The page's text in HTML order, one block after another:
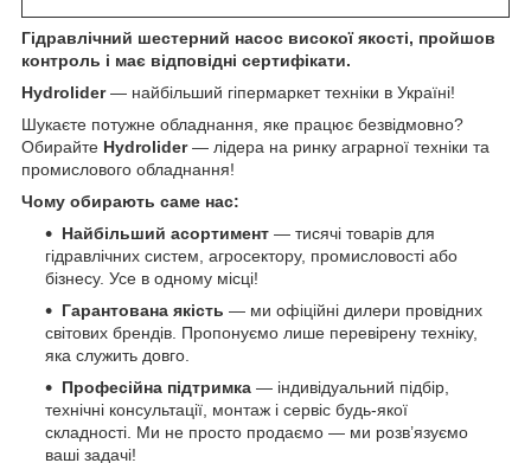
Гідравлічний шестерний насос високої якості, пройшов
контроль і має відповідні сертифікати.
Hydrolider— найбільший гіпермаркет техніки в Україні!
Шукаєте потужне обладнання, яке працює безвідмовно?
Обирайте Hydrolider— лідера на ринку аграрної техніки та
промислового обладнання!
Чому обирають саме нас:
Найбільший асортимент — тисячі товарів для
гідравлічних систем, агросектору, промисловості або
бізнесу. Усе в одному місці!
Гарантована якість — ми офіційні дилери провідних
світових брендів. Пропонуємо лише перевірену техніку,
яка служить довго.
Професійна підтримка — індивідуальний підбір,
технічні консультації, монтаж і сервіс будь-якої
складності. Ми не просто продаємо — ми розв’язуємо
ваші задачі!